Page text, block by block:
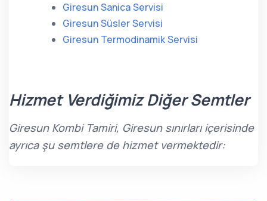
Giresun Sanica Servisi
Giresun Süsler Servisi
Giresun Termodinamik Servisi
Hizmet Verdiğimiz Diğer Semtler
Giresun Kombi Tamiri, Giresun sınırları içerisinde
ayrıca şu semtlere de hizmet vermektedir: